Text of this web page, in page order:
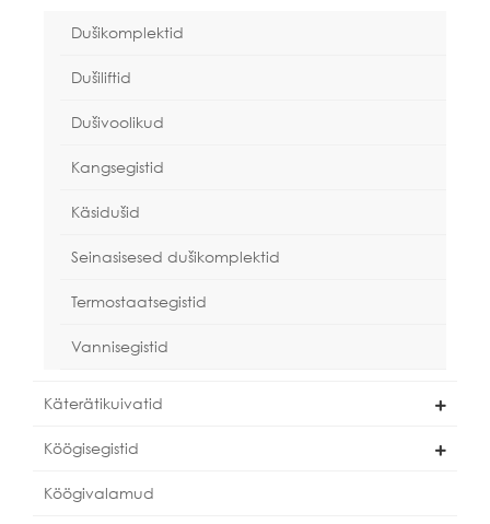
Dušikomplektid
Dušiliftid
Dušivoolikud
Kangsegistid
Käsidušid
Seinasisesed dušikomplektid
Termostaatsegistid
Vannisegistid
Käterätikuivatid
Köögisegistid
Köögivalamud